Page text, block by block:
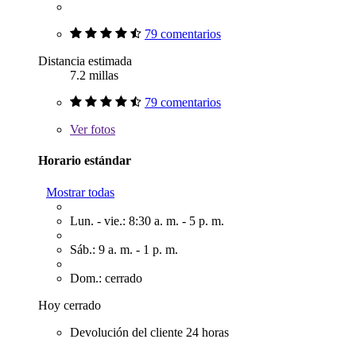
79 comentarios
Distancia estimada
7.2 millas
79 comentarios
Verfotos
Horario estándar
Mostrar todas
Lun. - vie.: 8:30 a. m. - 5 p. m.
Sáb.: 9 a. m. - 1 p. m.
Dom.: cerrado
Hoy cerrado
Devolución del cliente 24 horas